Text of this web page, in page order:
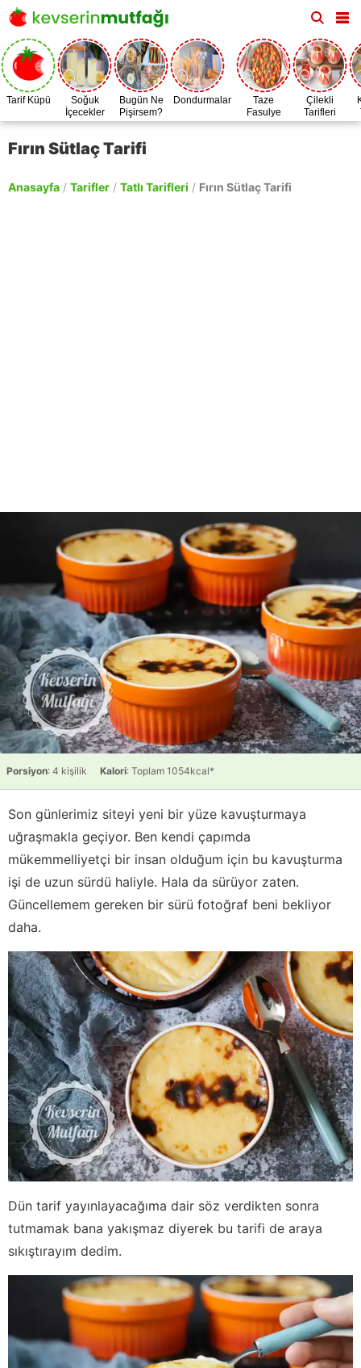
Tarif Küpü
Soğuk
İçecekler
Bugün Ne
Pişirsem?
Dondurmalar
Taze
Fasulye
Zamanı
Çilekli
Tarifleri
Fırın Sütlaç Tarifi
Anasayfa / Tarifler / Tatlı Tarifleri / Fırın Sütlaç Tarifi
Porsiyon: 4 kişilik Kalori: Toplam 1054kcal*
Son günlerimiz siteyi yeni bir yüze kavuşturmaya
uğraşmakla geçiyor. Ben kendi çapımda
mükemmelliyetçi bir insan olduğum için bu kavuşturma
işi de uzun sürdü haliyle. Hala da sürüyor zaten.
Güncellemem gereken bir sürü fotoğraf beni bekliyor
daha.
Dün tarif yayınlayacağıma dair söz verdikten sonra
tutmamak bana yakışmaz diyerek bu tarifi de araya
sıkıştırayım dedim.